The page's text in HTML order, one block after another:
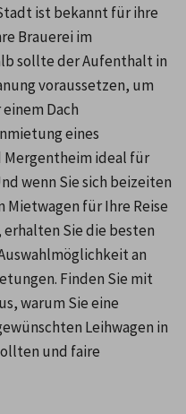
ist bekannt für ihre
Brauerei im
sollte der Aufenthalt in
voraussetzen, um
Dach
eines
ideal für
wenn Sie sich beizeiten
für Ihre Reise
erhalten Sie die besten
an
Finden Sie mit
warum Sie eine
Leihwagen in
und faire